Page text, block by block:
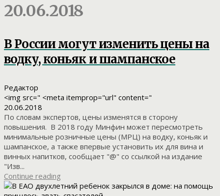
20.06.2018
В России могут изменить цены на
водку, коньяк и шампанское
Редактор
<img src=" <meta itemprop="url" content="
20.06.2018
По словам экспертов, цены изменятся в сторону
повышения. В 2018 году Минфин может пересмотреть
минимальные розничные цены (МРЦ) на водку, коньяк и
шампанское, а также впервые установить их для вина и
винных напитков, сообщает "@" со ссылкой на издание
"Изв...
Continue reading